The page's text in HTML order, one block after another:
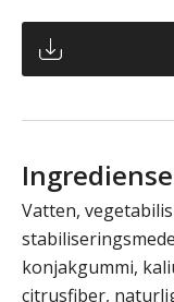
Vatten,
konjakgummi,
citrusfiber,